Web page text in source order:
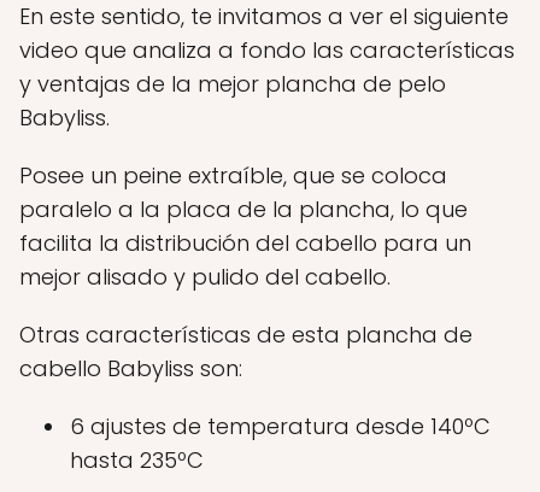
En este sentido, te invitamos a ver el siguiente
video que analiza a fondo las características
y ventajas de la mejor plancha de pelo
Babyliss.
Posee un peine extraíble, que se coloca
paralelo a la placa de la plancha, lo que
facilita la distribución del cabello para un
mejor alisado y pulido del cabello.
Otras características de esta plancha de
cabello Babyliss son:
6 ajustes de temperatura desde 140ºC
hasta 235ºC